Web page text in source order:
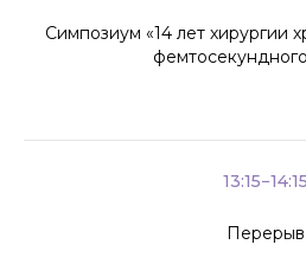
Симпозиум «14 лет хирургии
13:15−14:15
Перерыв